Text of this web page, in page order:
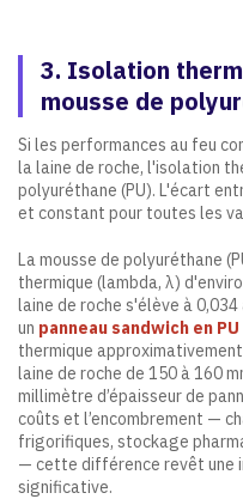
3. Isolation
mousse de
Si les performances au feu
la laine de roche, l'isolation
polyuréthane (PU). L'écart
et constant pour toutes les
La mousse de polyuréthane
thermique (lambda, λ)
laine de roche s'élève à 0,034
un panneau sandwich en PU
thermique
laine de roche de 150 à 160
millimètre d’épaisseur de
coûts et l’encombrement —
frigorifiques, stockage
— cette différence revêt une
significative.